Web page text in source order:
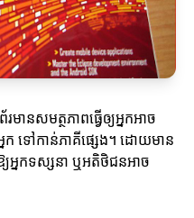
ានសមត្ថភាពធ្វើឲ្យអ្នកអាច
ក ទៅកាន់ភាគីផ្សេង។ ដោយមាន
យអ្នកទស្សនា ឬអតិថិជនអាច